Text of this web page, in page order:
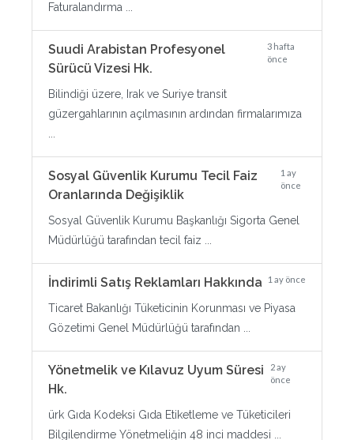
Faturalandırma ...
Suudi Arabistan Profesyonel
Sürücü Vizesi Hk.
3 hafta
önce
Bilindiği üzere, Irak ve Suriye transit
güzergahlarının açılmasının ardından firmalarımıza
Sosyal Güvenlik Kurumu Tecil Faiz
Oranlarında Değişiklik
1 ay
önce
Sosyal Güvenlik Kurumu Başkanlığı Sigorta Genel
Müdürlüğü tarafından tecil faiz ...
İndirimli Satış Reklamları Hakkında 1 ay önce
Ticaret Bakanlığı Tüketicinin Korunması ve Piyasa
Gözetimi Genel Müdürlüğü tarafından ...
Yönetmelik ve Kılavuz Uyum Süresi
Hk.
2 ay
önce
ürk Gıda Kodeksi Gıda Etiketleme ve Tüketicileri
Bilgilendirme Yönetmeliğin 48 inci maddesi ...